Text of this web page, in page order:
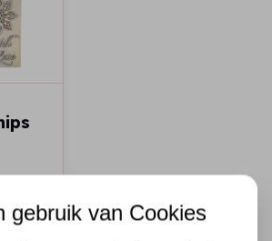
gebruik van Cookies